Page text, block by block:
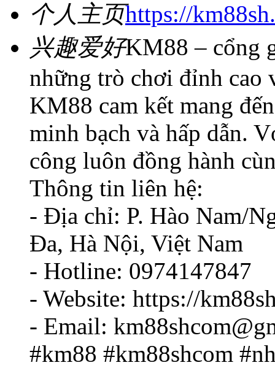
个人主页https://
兴趣爱好KM88 – cổng
những trò chơi đỉnh cao
KM88 cam kết mang
minh bạch và hấp dẫn.
công luôn đồng hành
Thông tin liên hệ:
- Địa chỉ: P. Hào Nam/
Đa, Hà Nội, Việt Nam
- Hotline: 0974147847
- Website: https://
- Email:
#km88 #km88shcom